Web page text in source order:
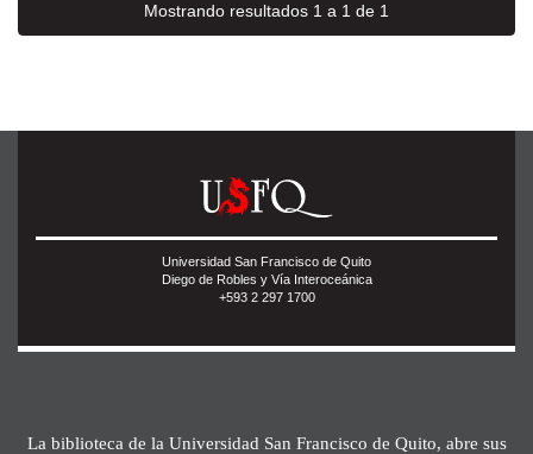
Mostrando resultados 1 a 1 de 1
Universidad San Francisco de Quito
Diego de Robles y Vía Interoceánica
+593 2 297 1700
La biblioteca de la Universidad San Francisco de Quito, abre sus